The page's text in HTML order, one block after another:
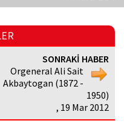
SONRAKİ HABER
Orgeneral Ali Sait
Akbaytogan (1872 -
1950)
, 19 Mar 2012